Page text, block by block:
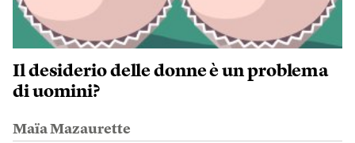
Il desiderio delle donne è un problema
di uomini?
Maïa Mazaurette